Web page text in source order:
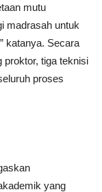
mutu
madrasah untuk
katanya. Secara
proktor, tiga teknisi
proses
yang